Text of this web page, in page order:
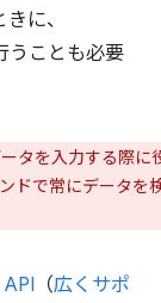
に、
うことも必要
タを入力する際に
ドで常にデータを
（広くサポ